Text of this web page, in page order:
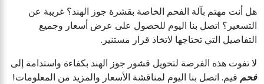
هل أنت مهتم بآلة الفحم الخاصة بقشرة جوز الهند؟ غريبة عن
التسعير؟ اتصل بنا اليوم للحصول على عرض أسعار وجميع
التفاصيل التي تحتاجها لاتخاذ قرار مستنير.
لا تفوت هذه الفرصة لتحويل قشور جوز الهند بكفاءة واستدامة إلى
فحم قيم. اتصل بنا اليوم لمناقشة الأسعار والمزيد من المعلومات!